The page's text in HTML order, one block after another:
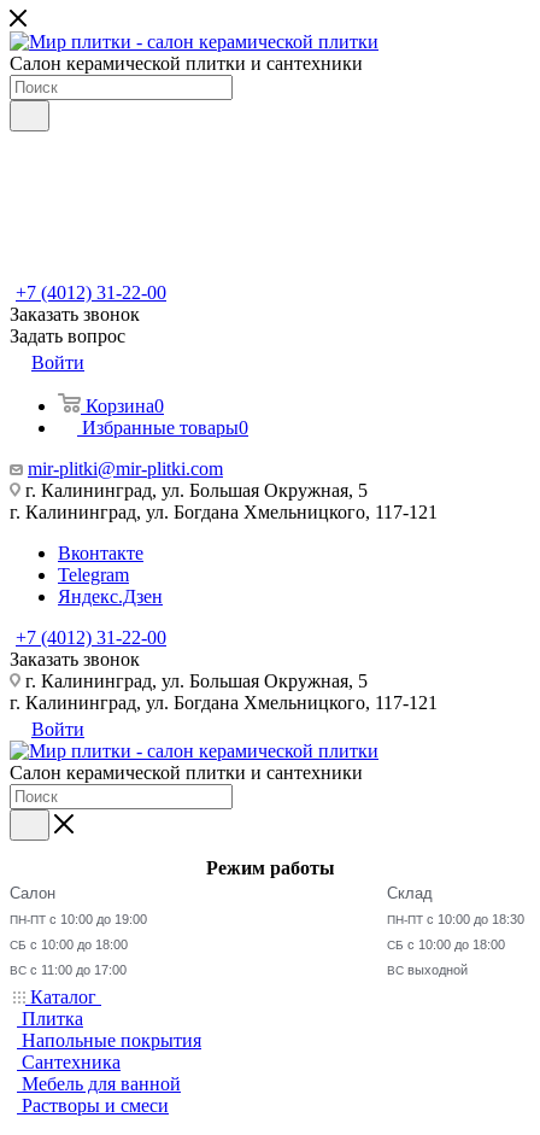
Салон керамической плитки и сантехники
+7 (4012) 31-22-00
Заказать звонок
Задать вопрос
Войти
Корзина0
Избранные товары0
mir-plitki@mir-plitki.com
г. Калининград, ул. Большая Окружная, 5
г. Калининград, ул. Богдана Хмельницкого, 117-121
Вконтакте
Telegram
Яндекс.Дзен
+7 (4012) 31-22-00
Заказать звонок
г. Калининград, ул. Большая Окружная, 5
г. Калининград, ул. Богдана Хмельницкого, 117-121
Войти
Салон керамической плитки и сантехники
Режим работы
Салон
ПН-ПТ с 10:00 до 19:00
СБ с 10:00 до 18:00
ВС с 11:00 до 17:00
Склад
ПН-ПТ с 10:00 до 18:30
СБ с 10:00 до 18:00
ВС выходной
Каталог
Плитка
Напольные покрытия
Сантехника
Мебель для ванной
Растворы и смеси